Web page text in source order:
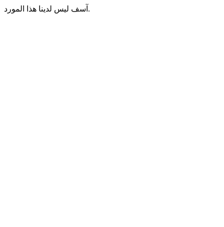
آسف ليس لدينا هذا المورد.